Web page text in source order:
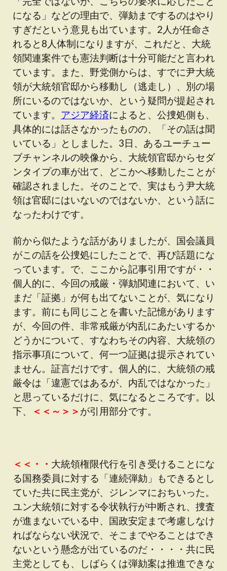
になる」などの理由で、弾劾までするのはやり
すぎだという意見も出ています。2人が任命さ
れると8人体制になりますが、これだと、大統
領関連案件でも憲法判断は十分可能だと言われ
ています。また、野党側からは、すでに尹大統
領が大統領官邸から移動し（逃走し）、別の場
所にいるのではないか、という疑問が提起され
ています。 アジア経済によると、公捜処側も、
具体的には話さなかったものの、「その話は聞
いている」としました。3日、あるユーチュー
ブチャンネルの映像から、大統領官邸からセダ
ンタイプの車が出て、どこかへ移動したことが
確認されました。そのことで、実はもう尹大統
領は官邸にはいないのではないか、という話に
なったわけです。
前から似たような話がありましたが、国会議員
がこの話を公捜処にしたことで、再び話題にな
っています。で、ここから記事引用ですが・・
個人的に、今回の戒厳・弾劾関連において、い
まだ「証拠」が何も出てないことが、気になり
ます。前にも同じことを書いた記憶があります
が、今回の件、非常戒厳が内乱にあたいするか
どうかについて、すなわちその内容、大統領の
指示事項について、何一つ証拠は提示されてい
ません。証言だけです。個人的に、大統領の戒
厳令は「違憲ではあるが、内乱ではなかった」
と思っているだけに、気になるところです。以
下、
＜＜～＞＞ が引用部分です。
＜＜・・ 大統領権限代行を引き受けることにな
る国務委員に対する「連続弾劾」もできるとし
ていた共に民主党が、ジレンマにおちいった。
ユン大統領に対する令状執行が中断され、捜査
が進まないでいる中、国政安定まで考慮しなけ
ればならない状況で、そこまでやることはでき
ないという懸念が出ているのだ・・・・共に民
主党としても、しばらくは弾劾案は推進できな